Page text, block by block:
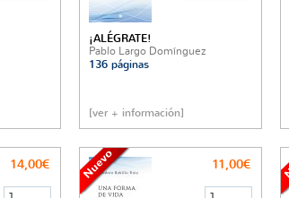
¡ALÉGRATE!
Pablo Largo Domínguez
136 páginas
[ver + información]
14,00€ 11,00€